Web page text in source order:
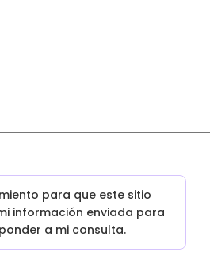
para que este sitio
información enviada para
a mi consulta.